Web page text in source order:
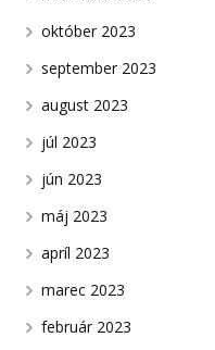
október 2023
september 2023
august 2023
júl 2023
jún 2023
máj 2023
apríl 2023
marec 2023
február 2023